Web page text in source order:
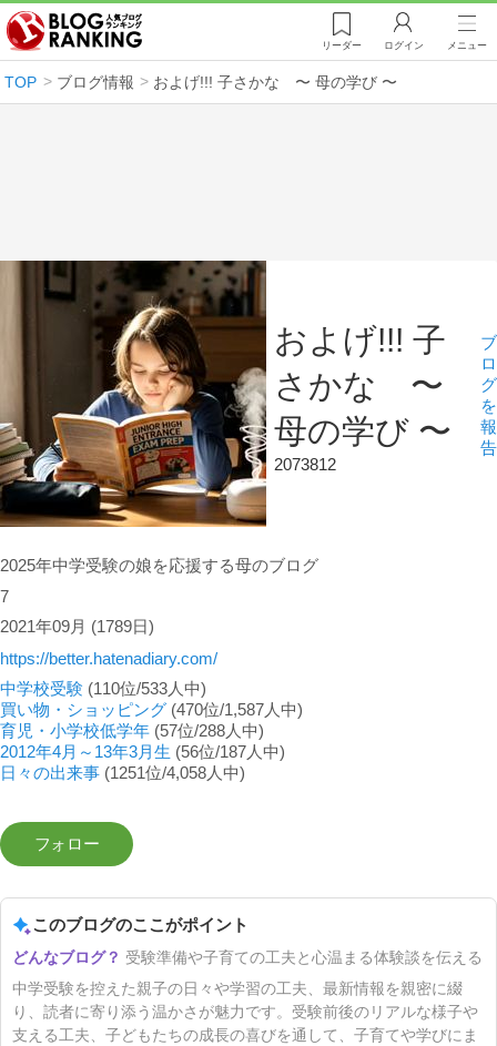
リーダー ログイン メニュー
TOP ブログ情報 およげ!!! 子さかな 〜 母の学び 〜
およげ!!! 子
さかな 〜
母の学び 〜
2073812
ブ
ロ
グ
を
報
告
2025年中学受験の娘を応援する母のブログ
7
2021年09月 (1789日)
https://better.hatenadiary.com/
中学校受験 (110位/533人中)
買い物・ショッピング (470位/1,587人中)
育児・小学校低学年 (57位/288人中)
2012年4月～13年3月生 (56位/187人中)
日々の出来事 (1251位/4,058人中)
このブログのここがポイント
受験準備や子育ての工夫と心温まる体験談を伝える
中学受験を控えた親子の日々や学習の工夫、最新情報を親密に綴
り、読者に寄り添う温かさが魅力です。受験前後のリアルな様子や
支える工夫、子どもたちの成長の喜びを通して、子育てや学びにま